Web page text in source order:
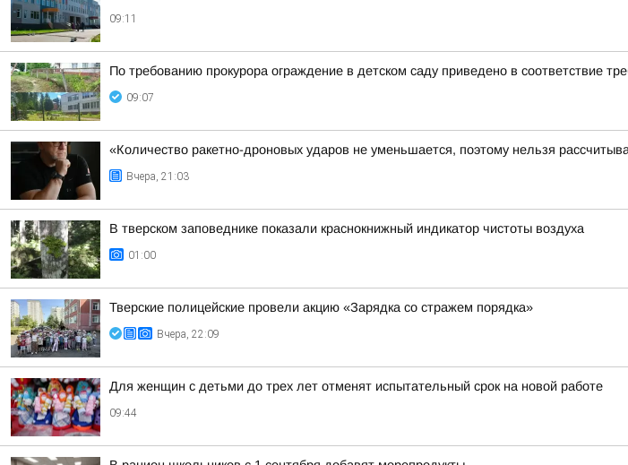
09:11
По требованию прокурора ограждение в детском саду приведено в соответствие
09:07
«Количество ракетно-дроновых ударов не уменьшается, поэтому нельзя
Вчера, 21:03
В тверском заповеднике показали краснокнижный индикатор чистоты воздуха
01:00
Тверские полицейские провели акцию «Зарядка со стражем порядка»
Вчера, 22:09
Для женщин с детьми до трех лет отменят испытательный срок на новой работе
09:44